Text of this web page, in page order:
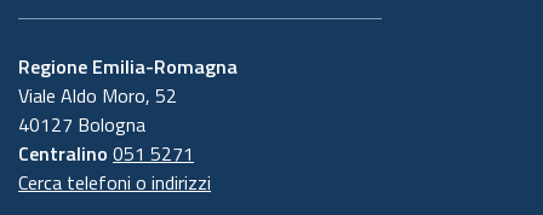
Regione Emilia-Romagna
Viale Aldo Moro, 52
40127 Bologna
Centralino 051 5271
Cerca telefoni o indirizzi